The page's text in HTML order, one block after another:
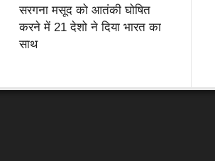
सरगना मसूद को आतंकी घोषित
करने में 21 देशो ने दिया भारत का
साथ